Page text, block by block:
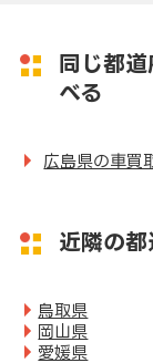
同じ都
べる
広島県の車買
近隣の
鳥取県
岡山県
愛媛県